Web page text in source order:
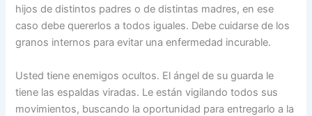
hijos de distintos padres o de distintas madres, en ese
caso debe quererlos a todos iguales. Debe cuidarse de los
granos internos para evitar una enfermedad incurable.
Usted tiene enemigos ocultos. El ángel de su guarda le
tiene las espaldas viradas. Le están vigilando todos sus
movimientos, buscando la oportunidad para entregarlo a la